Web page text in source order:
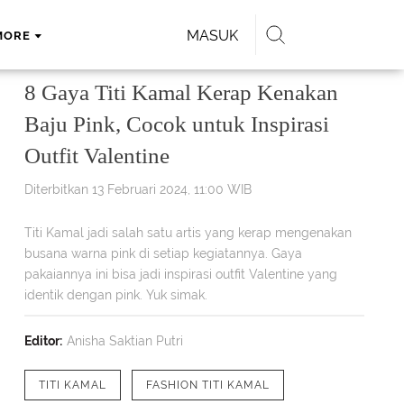
MASUK
8 Gaya Titi Kamal Kerap Kenakan
Baju Pink, Cocok untuk Inspirasi
Outfit Valentine
Diterbitkan 13 Februari 2024, 11:00 WIB
Titi Kamal jadi salah satu artis yang kerap mengenakan
busana warna pink di setiap kegiatannya. Gaya
pakaiannya ini bisa jadi inspirasi outfit Valentine yang
identik dengan pink. Yuk simak.
Editor: Anisha Saktian Putri
TITI KAMAL FASHION TITI KAMAL